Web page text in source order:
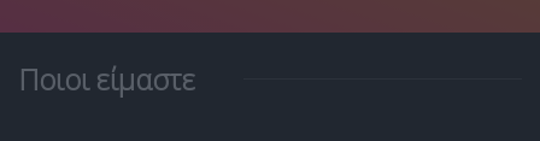
Ποιοι είμαστε